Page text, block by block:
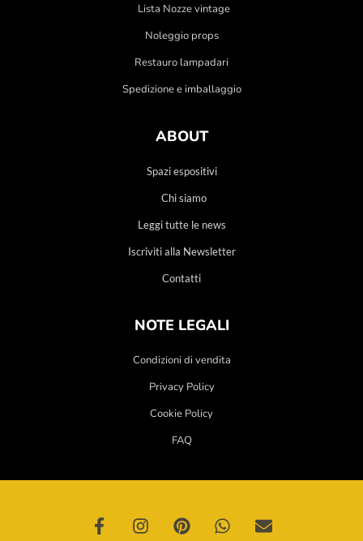
Lista Nozze vintage
Noleggio props
Restauro lampadari
Spedizione e imballaggio
ABOUT
Spazi espositivi
Chi siamo
Leggi tutte le news
Iscriviti alla Newsletter
Contatti
NOTE LEGALI
Condizioni di vendita
Privacy Policy
Cookie Policy
FAQ